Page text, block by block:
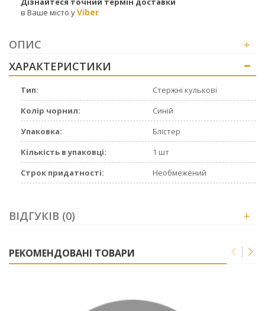
в Ваше місто уViber
ОПИС
+
ХАРАКТЕРИСТИКИ
Тип:
Стержні кулькові
Колір чорнил:
Синій
Упаковка:
Блістер
Кількість в упаковці:
1 шт
Строк придатності:
Необмежений
ВІДГУКІВ (0) +
РЕКОМЕНДОВАНІ ТОВАРИ